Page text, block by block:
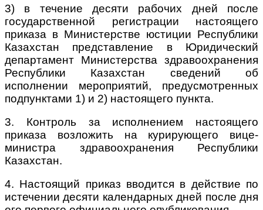
3) в течение десяти рабочих дней после
государственной регистрации настоящего
приказа в Министерстве юстиции Республики
Казахстан представление в Юридический
департамент Министерства здравоохранения
Республики Казахстан сведений об
исполнении мероприятий, предусмотренных
подпунктами 1) и 2) настоящего пункта.
3. Контроль за исполнением настоящего
приказа возложить на курирующего вице-
министра здравоохранения Республики
Казахстан.
4. Настоящий приказ вводится в действие по
истечении десяти календарных дней после дня